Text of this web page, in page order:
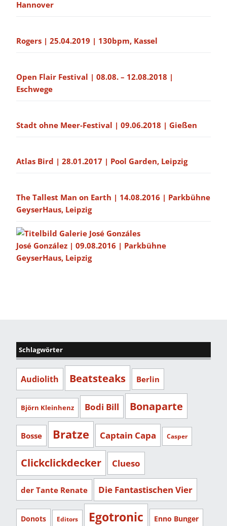
Hannover
Rogers | 25.04.2019 | 130bpm, Kassel
Open Flair Festival | 08.08. – 12.08.2018 |
Eschwege
Stadt ohne Meer-Festival | 09.06.2018 | Gießen
Atlas Bird | 28.01.2017 | Pool Garden, Leipzig
The Tallest Man on Earth | 14.08.2016 | Parkbühne
GeyserHaus, Leipzig
José González | 09.08.2016 | Parkbühne
GeyserHaus, Leipzig
Schlagwörter
Audiolith Beatsteaks Berlin
Björn Kleinhenz Bodi Bill Bonaparte
Bosse Bratze Captain Capa Casper
Clickclickdecker Clueso
der Tante Renate Die Fantastischen Vier
Donots Editors Egotronic Enno Bunger